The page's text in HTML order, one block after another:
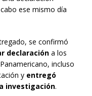
ese mismo día
se confirmó
declaración a los
incluso
y entregó
investigación.